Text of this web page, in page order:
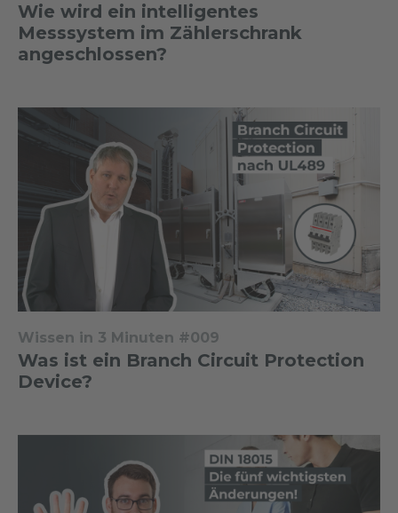
Wie wird ein intelligentes
Messsystem im Zählerschrank
angeschlossen?
Wissen in 3 Minuten #009
Was ist ein Branch Circuit Protection
Device?